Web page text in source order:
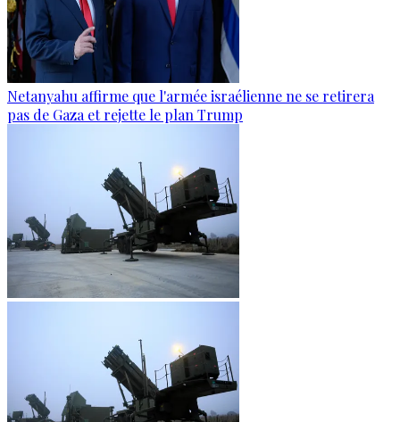
Netanyahu affirme que l'armée israélienne ne se retirera
pas de Gaza et rejette le plan Trump